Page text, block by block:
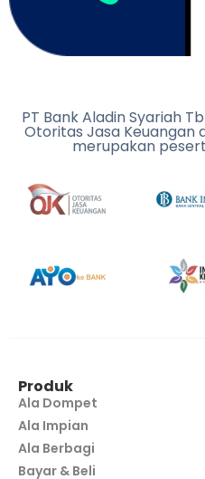
PT Bank Aladin Syariah
Otoritas Jasa Keuangan
merupakan
Produk
Ala Dompet
Ala Impian
Ala Berbagi
Bayar & Beli